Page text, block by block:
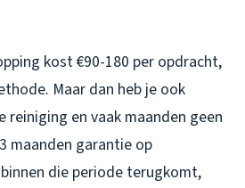
kost €90-180 per opdracht,
Maar dan heb je ook
reiniging en vaak maanden geen
maanden garantie op
die periode terugkomt,